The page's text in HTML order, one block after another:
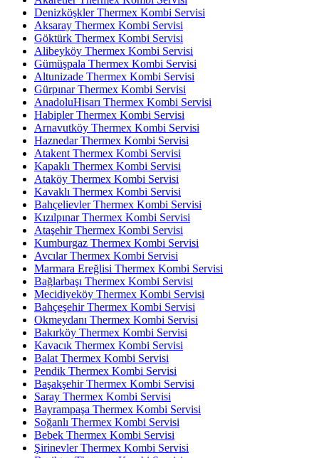
Denizköşkler Thermex Kombi Servisi
Aksaray Thermex Kombi Servisi
Göktürk Thermex Kombi Servisi
Alibeyköy Thermex Kombi Servisi
Gümüşpala Thermex Kombi Servisi
Altunizade Thermex Kombi Servisi
Gürpınar Thermex Kombi Servisi
AnadoluHisarı Thermex Kombi Servisi
Habipler Thermex Kombi Servisi
Arnavutköy Thermex Kombi Servisi
Haznedar Thermex Kombi Servisi
Atakent Thermex Kombi Servisi
Kapaklı Thermex Kombi Servisi
Ataköy Thermex Kombi Servisi
Kavaklı Thermex Kombi Servisi
Bahçelievler Thermex Kombi Servisi
Kızılpınar Thermex Kombi Servisi
Ataşehir Thermex Kombi Servisi
Kumburgaz Thermex Kombi Servisi
Avcılar Thermex Kombi Servisi
Marmara Ereğlisi Thermex Kombi Servisi
Bağlarbaşı Thermex Kombi Servisi
Mecidiyeköy Thermex Kombi Servisi
Bahçeşehir Thermex Kombi Servisi
Okmeydanı Thermex Kombi Servisi
Bakırköy Thermex Kombi Servisi
Kavacık Thermex Kombi Servisi
Balat Thermex Kombi Servisi
Pendik Thermex Kombi Servisi
Başakşehir Thermex Kombi Servisi
Saray Thermex Kombi Servisi
Bayrampaşa Thermex Kombi Servisi
Soğanlı Thermex Kombi Servisi
Bebek Thermex Kombi Servisi
Şirinevler Thermex Kombi Servisi